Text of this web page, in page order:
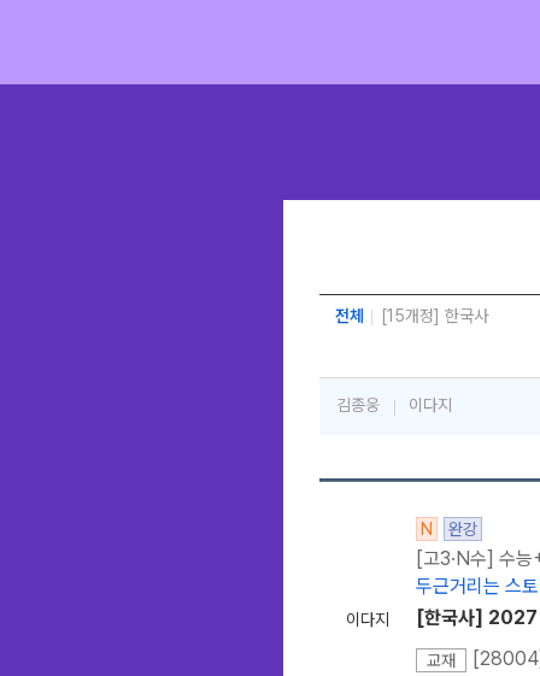
전체 [15개정] 한국사
김종웅 이다지
이다지
N 완강
[고3·N수] 수
두근거리는 스
[한국사] 2027
교재